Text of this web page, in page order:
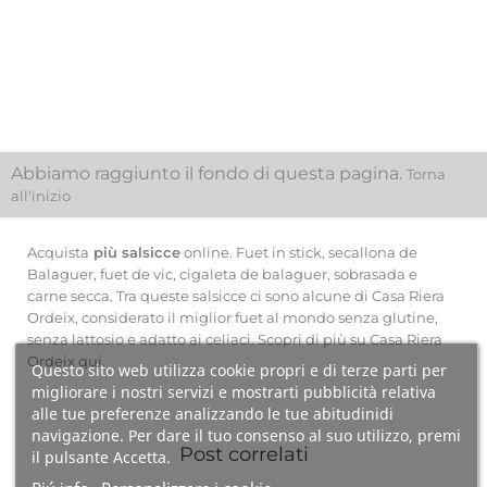
Questo sito web utilizza cookie propri e di terze parti per
migliorare i nostri servizi e mostrarti pubblicità relativa
alle tue preferenze analizzando le tue abitudinidi
navigazione. Per dare il tuo consenso al suo utilizzo, premi
il pulsante Accetta.
Abbiamo raggiunto il fondo di questa pagina. Torna
all'inizio
Acquista più salsicceonline. Fuet in stick, secallona de
Balaguer, fuet de vic, cigaleta de balaguer, sobrasada e
carne secca. Tra queste salsicce ci sono alcune di Casa Riera
Ordeix, considerato il miglior fuet al mondo senza glutine,
senza lattosio e adatto ai celiaci.Scopri di più su Casa Riera
Ordeix qui
Post correlati